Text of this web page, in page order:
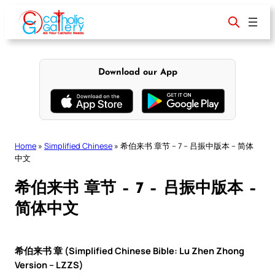
content
Download our App
Home » Simplified Chinese » 希伯来书 章节 – 7 – 吕振中版本 – 简体
中文
希伯来书 章节 – 7 – 吕振中版本 –
简体中文
希伯来书 章 (Simplified Chinese Bible: Lu Zhen Zhong
Version – LZZS)